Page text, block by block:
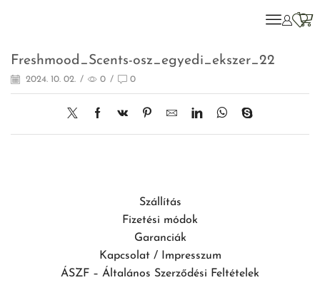
Freshmood_Scents-osz_egyedi_ekszer_22
2024. 10. 02. / 0 / 0
Szállítás
Fizetési módok
Garanciák
Kapcsolat / Impresszum
ÁSZF – Általános Szerződési Feltételek